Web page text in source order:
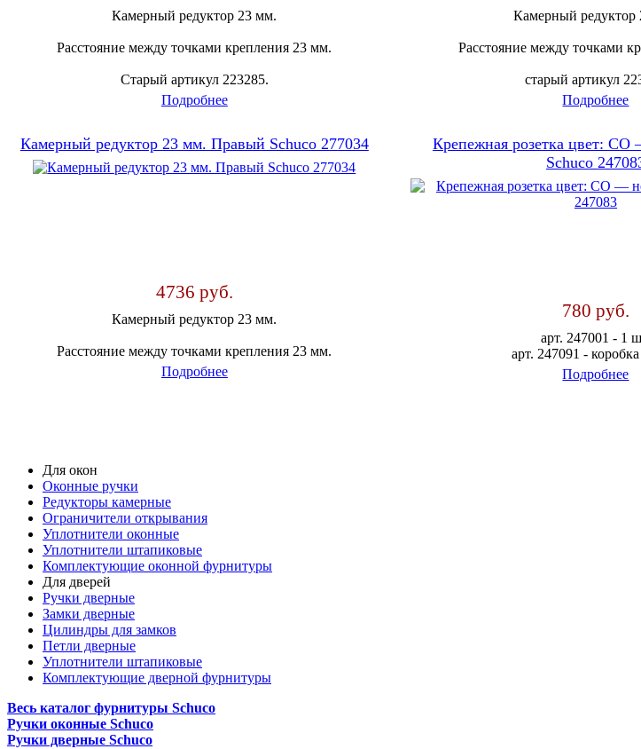
Камерный редуктор 23 мм.
Расстояние между точками крепления 23 мм.
Старый артикул 223285.
Подробнее
Камерный редуктор
Расстояние между точками
старый артикул
Подробнее
Камерный редуктор 23 мм. Правый Schuco 277034
4736 руб.
Камерный редуктор 23 мм.
Расстояние между точками крепления 23 мм.
Подробнее
Крепежная розетка цвет:
Schuco
780 руб.
арт. 247001 - 1
арт. 247091 -
Подробнее
Для окон
Оконные ручки
Редукторы камерные
Ограничители открывания
Уплотнители оконные
Уплотнители штапиковые
Комплектующие оконной фурнитуры
Для дверей
Ручки дверные
Замки дверные
Цилиндры для замков
Петли дверные
Уплотнители штапиковые
Комплектующие дверной фурнитуры
Весь каталог фурнитуры Schuco
Ручки оконные Schuco
Ручки дверные Schuco